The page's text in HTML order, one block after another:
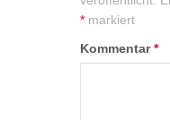
* markiert
Kommentar*